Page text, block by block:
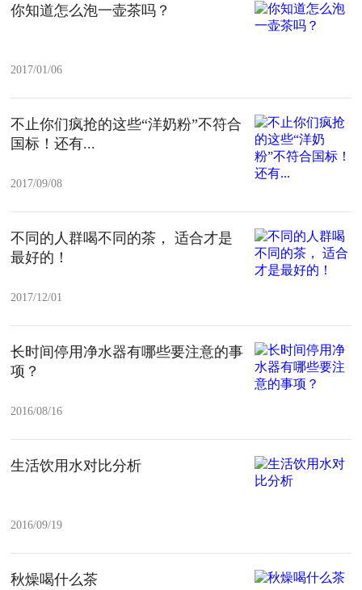
你知道怎么泡一壶茶吗？
2017/01/06
不止你们疯抢的这些“洋奶粉”不符合
国标！还有...
2017/09/08
不同的人群喝不同的茶， 适合才是
最好的！
2017/12/01
长时间停用净水器有哪些要注意的事
项？
2016/08/16
生活饮用水对比分析
2016/09/19
秋燥喝什么茶